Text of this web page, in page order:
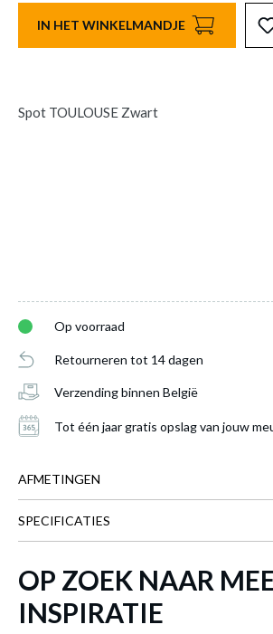
IN HET WINKELMANDJE
Spot TOULOUSE Zwart
Op voorraad
Retourneren tot 14 dagen
Verzending binnen België
Tot één jaar gratis opslag van jouw
AFMETINGEN
HOOGTE 17 cm
Meer afmetingen
SPECIFICATIES
OP ZOEK NAAR
INSPIRATIE
Spot TOULOUSE Zwart met
LEDis toegevoegd aan je